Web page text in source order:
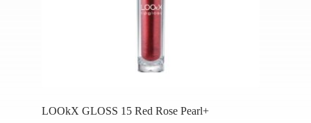
LOOkX GLOSS 15 Red Rose Pearl+